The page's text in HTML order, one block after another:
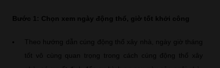
Bước 1: Chọn xem ngày động thổ, giờ tốt khởi công
Theo hướng dẫn cúng động thổ xây nhà, ngày giờ tháng
tốt vô cùng quan trọng trong cách cúng động thổ xây